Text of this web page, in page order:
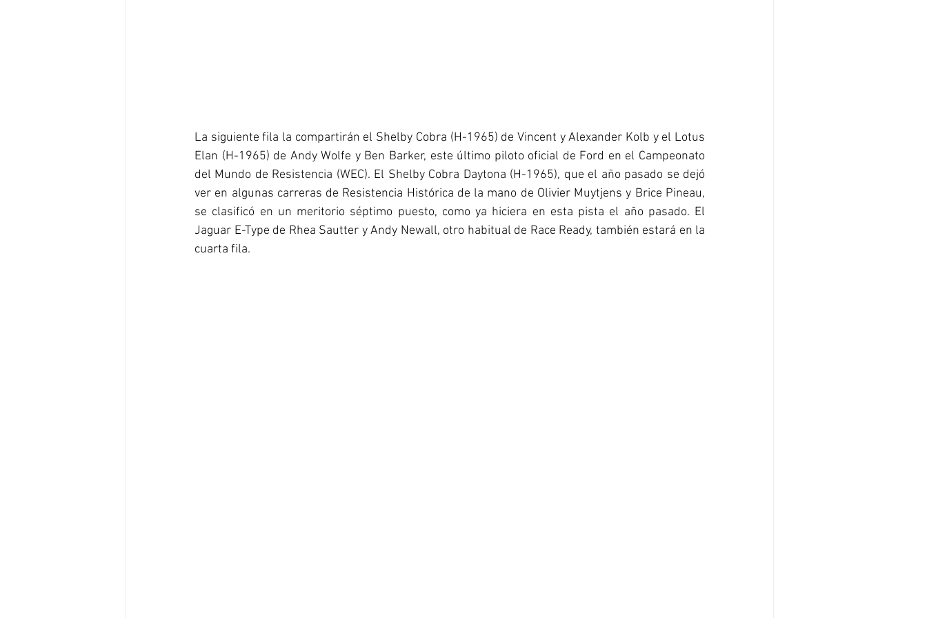
La siguiente fila la compartirán el Shelby Cobra (H-1965) de Vincent y Alexander Kolb y el Lotus
Elan (H-1965) de Andy Wolfe y Ben Barker, este último piloto oficial de Ford en el Campeonato
del Mundo de Resistencia (WEC). El Shelby Cobra Daytona (H-1965), que el año pasado se dejó
ver en algunas carreras de Resistencia Histórica de la mano de Olivier Muytjens y Brice Pineau,
se clasificó en un meritorio séptimo puesto, como ya hiciera en esta pista el año pasado. El
Jaguar E-Type de Rhea Sautter y Andy Newall, otro habitual de Race Ready, también estará en la
cuarta fila.